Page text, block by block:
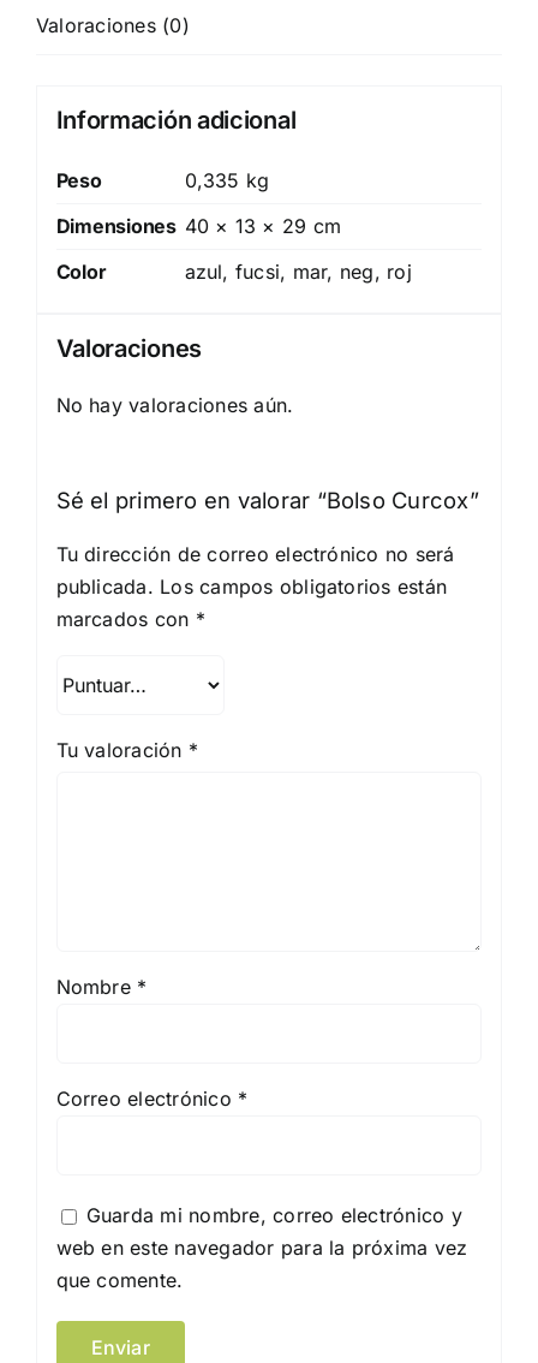
Valoraciones (0)
Información adicional
Peso
0,335 kg
Dimensiones 40 × 13 × 29 cm
Color
azul, fucsi, mar, neg, roj
Valoraciones
No hay valoraciones aún.
Sé el primero en valorar “Bolso Curcox”
Tu dirección de correo electrónico no será
publicada. Los campos obligatorios están
marcados con *
Tu valoración *
Nombre *
Correo electrónico *
Guarda mi nombre, correo electrónico y
web en este navegador para la próxima vez
que comente.